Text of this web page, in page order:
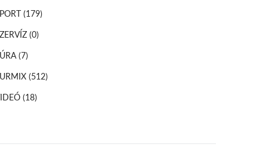
(179)
(0)
(7)
(512)
(18)